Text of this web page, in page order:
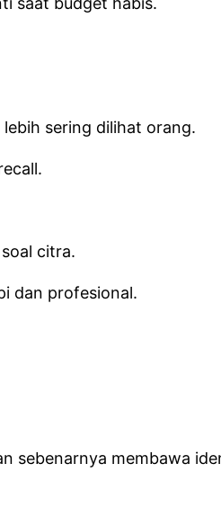
sering dilihat orang.
citra.
dan profesional.
sebenarnya membawa